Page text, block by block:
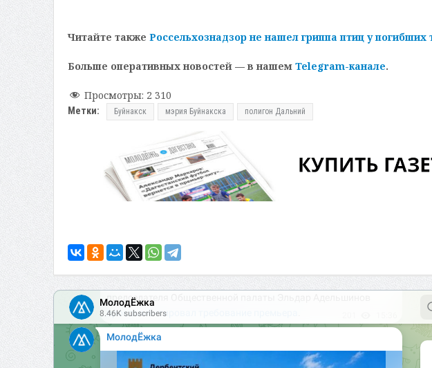
Читайте также Россельхознадзор не нашел гриппа птиц у погибших
Больше оперативных новостей — в нашем Telegram-канале.
Просмотры: 2 310
Метки: Буйнакск мэрия Буйнакска полигон Дальний